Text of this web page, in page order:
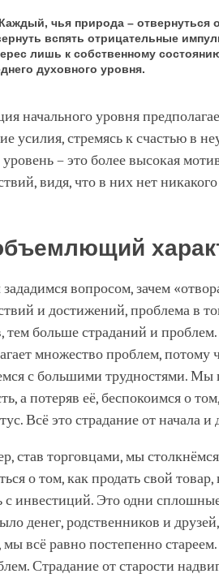
чья природа – отвернуться
вспять отрицательные
лишь к собственному
духовного уровня.
начального уровня
усилия, стремясь к счастью в
– это более высокая
видя, что в них нет
вопросом, зачем
и достижений, проблема в
тем больше страданий и
множество проблем,
с большими трудностями. Мы
а потеряв её, беспокоимся о
Всё это страдание от начала и
став торговцами, мы
о том, как продать свой
с инвестиций. Это одни
денег, родственников и
мы всё равно постепенно
Страдание от старости